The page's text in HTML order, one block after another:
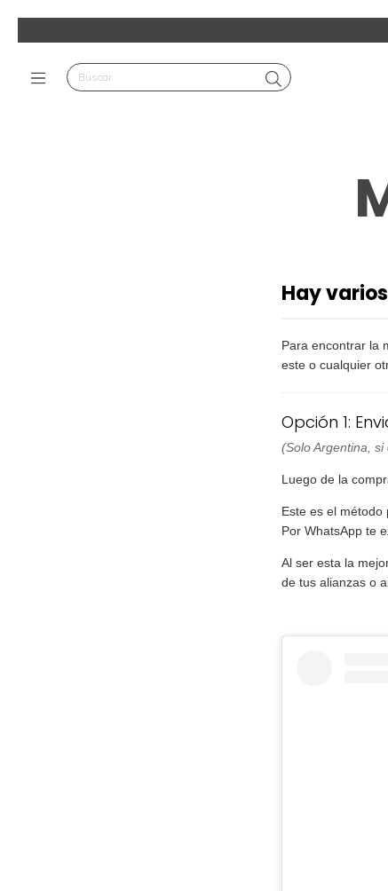
Hay
Para encontrar la
este o cualquier
Opción 1:
(Solo Argentina,
Luego de la
Este es el
Por WhatsApp te
Al ser esta la
de tus alianzas o